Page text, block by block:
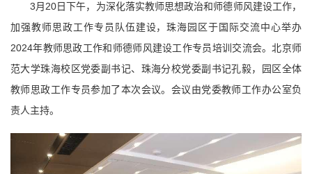
3月20日下午，为深化落实教师思想政治和师德师风建设工作，
加强教师思政工作专员队伍建设，珠海园区于国际交流中心举办
2024年教师思政工作和师德师风建设工作专员培训交流会。北京师
范大学珠海校区党委副书记、珠海分校党委副书记孔毅，园区全体
教师思政工作专员参加了本次会议。会议由党委教师工作办公室负
责人主持。